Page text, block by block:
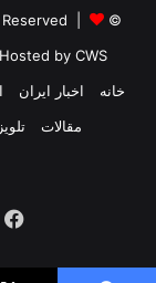
© Copyright 2026, Channel One HD, All Rights Reserved |
by CWS
خانه
اخبار ایران
مقالات